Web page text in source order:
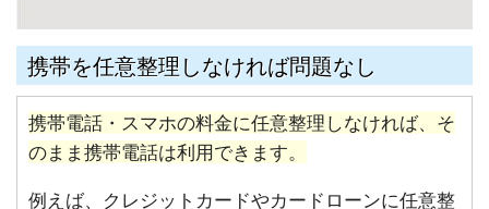
携帯を任意整理しなければ問題なし
携帯電話・スマホの料金に任意整理しなければ、そ
のまま携帯電話は利用できます。
例えば、クレジットカードやカードローンに任意整